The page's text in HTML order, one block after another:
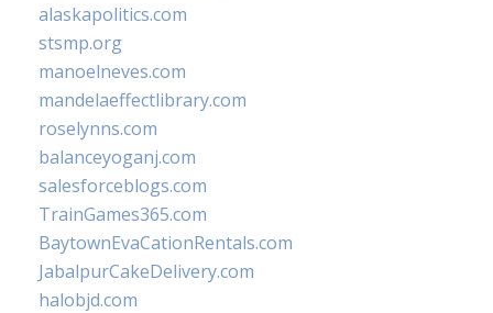
alaskapolitics.com
stsmp.org
manoelneves.com
mandelaeffectlibrary.com
roselynns.com
balanceyoganj.com
salesforceblogs.com
TrainGames365.com
BaytownEvaCationRentals.com
JabalpurCakeDelivery.com
halobjd.com